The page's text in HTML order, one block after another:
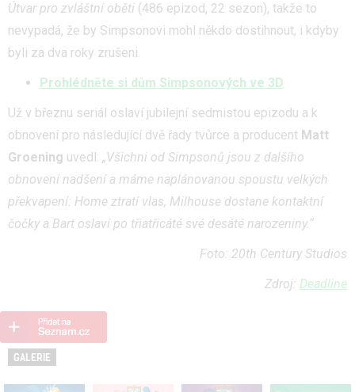
Útvar pro zvláštní oběti (486 epizod, 22 sezon), takže to
nevypadá, že by Simpsonovi mohl někdo dostihnout, i kdyby
byli za dva roky zrušeni.
Prohlédněte si dům Simpsonových ve 3D
Už v březnu seriál oslaví jubilejní sedmistou epizodu a k
obnovení pro následující dvě řady tvůrce a producent Matt
Groening uvedl: „Všichni od Simpsonů jsou z dalšího
obnovení nadšení a máme naplánovanou spoustu velkých
překvapení: Home ztratí vlas, Milhouse dostane kontaktní
čočky a Bart oslaví po třiatřicáté své desáté narozeniny.“
Foto: 20th Century Studios
Zdroj: Deadline
GALERIE